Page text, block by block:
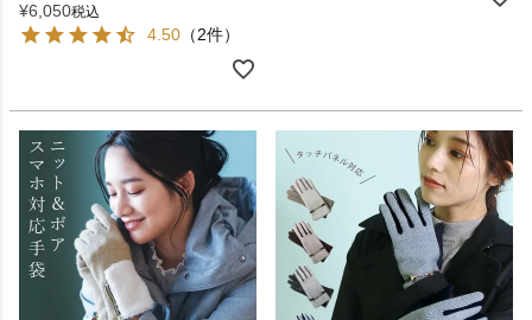
¥6,050税込
4.50 （2件）